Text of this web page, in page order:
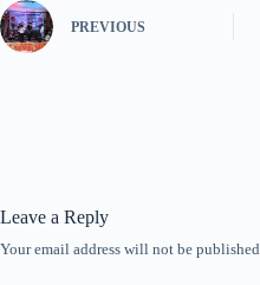
PREVIOUS
Leave a Reply
Your email address will not be published.